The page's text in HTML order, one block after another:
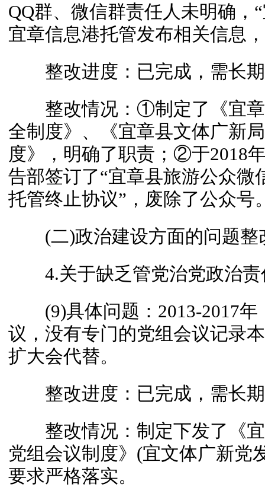
QQ群、微信群责任人未明确，
宜章信息港托管发布相关信息
整改进度：已完成，需长
整改情况：①制定了《宜章
全制度》、《宜章县文体广新
度》，明确了职责；②于2018
告部签订了“宜章县旅游公众
托管终止协议”，废除了公众号
(二)政治建设方面的问题整
4.关于缺乏管党治党政治责
(9)具体问题：2013-2017年
议，没有专门的党组会议记录
扩大会代替。
整改进度：已完成，需长
整改情况：制定下发了《宜
党组会议制度》(宜文体广新党
要求严格落实。